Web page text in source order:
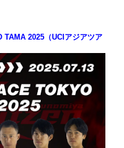
TAMA 2025（UCIアジアツア